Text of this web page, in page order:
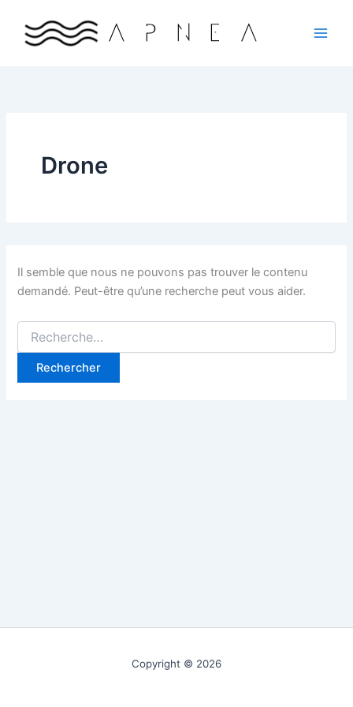
contenu
Drone
Il semble que nous ne pouvons pas trouver le contenu
demandé. Peut-être qu’une recherche peut vous aider.
Rechercher :
Copyright © 2026